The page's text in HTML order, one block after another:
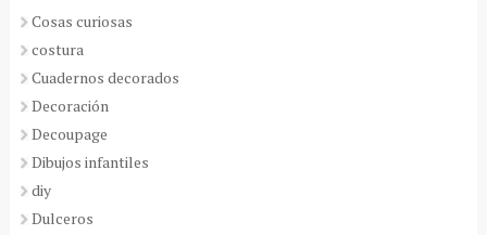
Cosas curiosas
costura
Cuadernos decorados
Decoración
Decoupage
Dibujos infantiles
diy
Dulceros